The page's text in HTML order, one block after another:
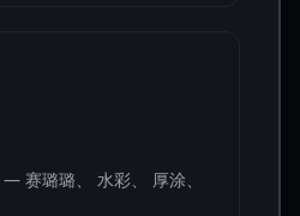
赛璐璐、 水彩、 厚涂、